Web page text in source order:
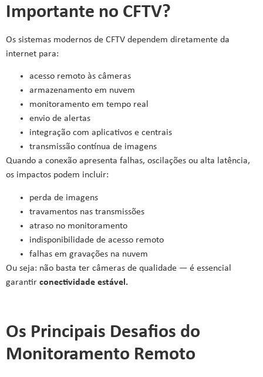
Importante no CFTV?
Os sistemas modernos de CFTV dependem diretamente da
internet para:
acesso remoto às câmeras
armazenamento em nuvem
monitoramento em tempo real
envio de alertas
integração com aplicativos e centrais
transmissão contínua de imagens
Quando a conexão apresenta falhas, oscilações ou alta latência,
os impactos podem incluir:
perda de imagens
travamentos nas transmissões
atraso no monitoramento
indisponibilidade de acesso remoto
falhas em gravações na nuvem
Ou seja: não basta ter câmeras de qualidade — é essencial
garantir conectividade estável.
Os Principais Desafios do
Monitoramento Remoto